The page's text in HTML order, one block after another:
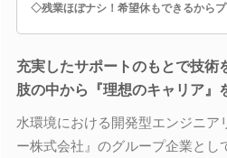
◇残業ほぼナシ！希望休もできるから
充実したサポートのもとで技術
肢の中から『理想のキャリア』
水環境における開発型エンジニア
ー株式会社』のグループ企業とし